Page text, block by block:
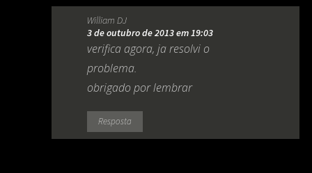
William DJ
3 de outubro de 2013 em 19:03
verifica agora, ja resolvi o
problema.
obrigado por lembrar
Resposta